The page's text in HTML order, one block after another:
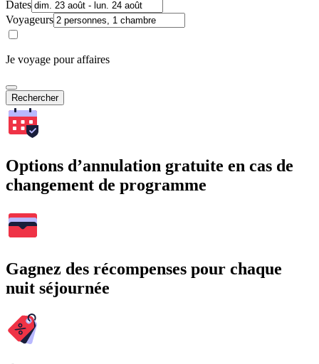
Dates
Voyageurs
Je voyage pour affaires
Rechercher
Options d’annulation gratuite en cas de
changement de programme
Gagnez des récompenses pour chaque
nuit séjournée